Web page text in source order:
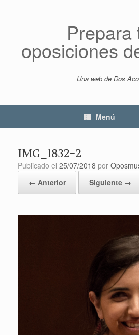
Prepara
oposiciones
Una web de Dos
Menú
IMG_1832-2
Publicado el 25/07/2018 por
← Anterior
Siguiente →